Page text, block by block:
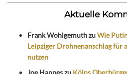
Aktuelle
Frank WohlgemuthzuWie
Leipziger Drohnenanschlag für
nutzen